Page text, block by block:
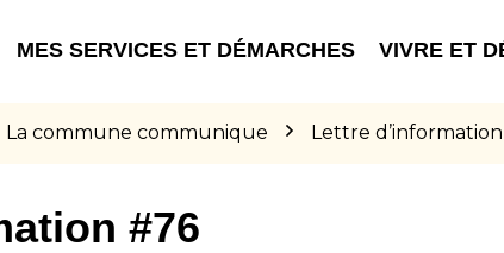
MES SERVICES ET DÉMARCHES VIVRE ET
La commune communique Lettre
#76